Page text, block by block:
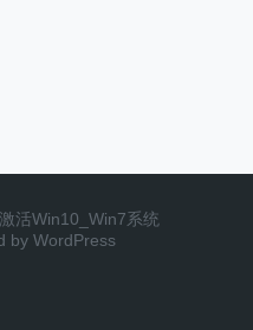
活Win10_Win7系统
by WordPress